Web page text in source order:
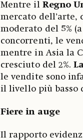
Mentre ilRegno
mercato dell’arte,
moderato del 5%
concorrenti, le
mentre in Asia la
cresciuto del 2%.
le vendite sono
il livello più basso
Fiere in auge
Il rapporto